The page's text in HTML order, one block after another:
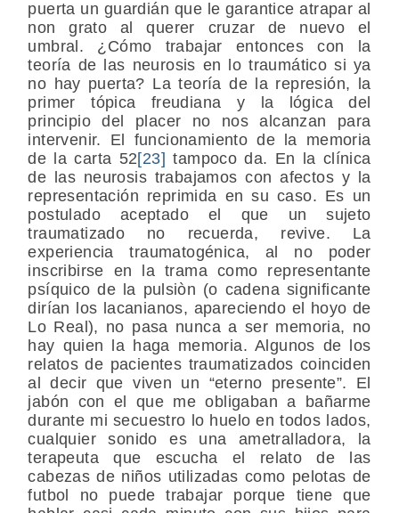
puerta un guardián que le garantice atrapar al
non grato al querer cruzar de nuevo el
umbral. ¿Cómo trabajar entonces con la
teoría de las neurosis en lo traumático si ya
no hay puerta? La teoría de la represión, la
primer tópica freudiana y la lógica del
principio del placer no nos alcanzan para
intervenir. El funcionamiento de la memoria
de la carta 52[23] tampoco da. En la clínica
de las neurosis trabajamos con afectos y la
representación reprimida en su caso. Es un
postulado aceptado el que un sujeto
traumatizado no recuerda, revive. La
experiencia traumatogénica, al no poder
inscribirse en la trama como representante
psíquico de la pulsiòn (o cadena significante
dirían los lacanianos, apareciendo el hoyo de
Lo Real), no pasa nunca a ser memoria, no
hay quien la haga memoria. Algunos de los
relatos de pacientes traumatizados coinciden
al decir que viven un “eterno presente”. El
jabón con el que me obligaban a bañarme
durante mi secuestro lo huelo en todos lados,
cualquier sonido es una ametralladora, la
terapeuta que escucha el relato de las
cabezas de niños utilizadas como pelotas de
futbol no puede trabajar porque tiene que